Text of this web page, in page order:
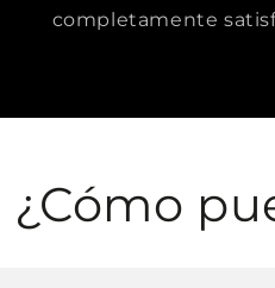
completamente
¿Cómo